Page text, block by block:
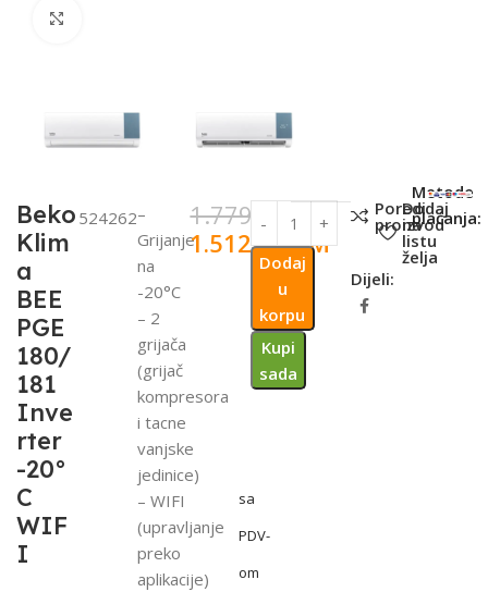
Beko
Klim
a
BEE
PGE
180/
181
Inve
rter
-20°
C
WIF
I
524262–
Grijanje
na
-20°C
– 2
grijača
(grijač
kompresora
i tacne
vanjske
jedinice)
– WIFI
(upravljanje
preko
aplikacije)
1.779,00KM
1.512,15KM
sa
PDV-
om
Dodaj
u
korpu
Kupi
sada
Poredi
proizvod
Dodaj
na
listu
želja
Dijeli:
Metode
plaćanja: